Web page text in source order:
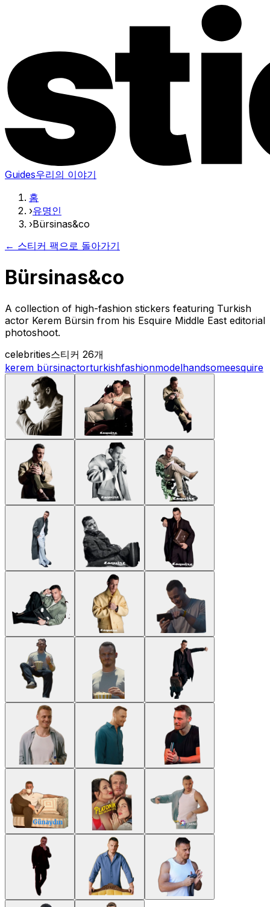
Guides우리의 이야기
홈
›유명인
›Bürsinas&co
← 스티커 팩으로 돌아가기
Bürsinas&co
A collection of high-fashion stickers featuring Turkish
actor Kerem Bürsin from his Esquire Middle East editorial
photoshoot.
celebrities스티커 26개
kerem bürsinactorturkishfashionmodelhandsomeesquire